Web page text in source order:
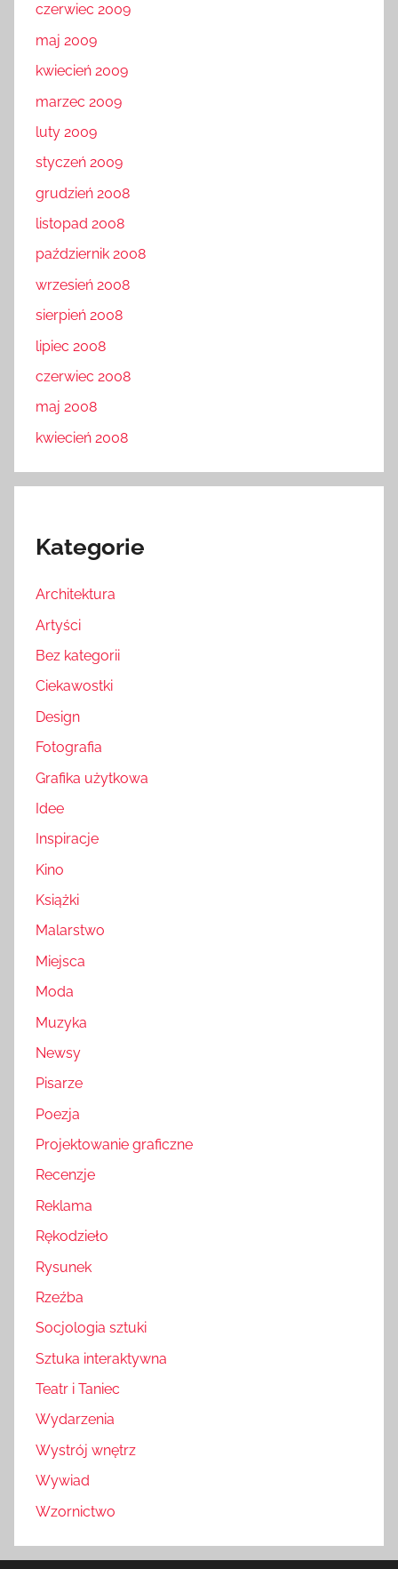
czerwiec 2009
maj 2009
kwiecień 2009
marzec 2009
luty 2009
styczeń 2009
grudzień 2008
listopad 2008
październik 2008
wrzesień 2008
sierpień 2008
lipiec 2008
czerwiec 2008
maj 2008
kwiecień 2008
Kategorie
Architektura
Artyści
Bez kategorii
Ciekawostki
Design
Fotografia
Grafika użytkowa
Idee
Inspiracje
Kino
Książki
Malarstwo
Miejsca
Moda
Muzyka
Newsy
Pisarze
Poezja
Projektowanie graficzne
Recenzje
Reklama
Rękodzieło
Rysunek
Rzeźba
Socjologia sztuki
Sztuka interaktywna
Teatr i Taniec
Wydarzenia
Wystrój wnętrz
Wywiad
Wzornictwo